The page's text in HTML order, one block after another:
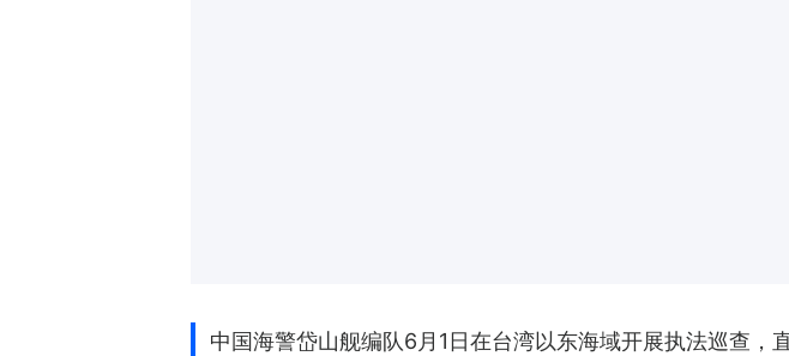
中国海警岱山舰编队6月1日在台湾以东海域开展执法巡查